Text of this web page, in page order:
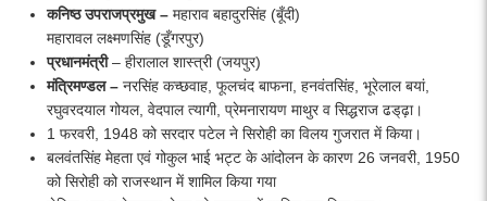
कनिष्ठ उपराजप्रमुख – महाराव बहादुरसिंह (बूँदी)
महारावल लक्ष्मणसिंह (डूँगरपुर)
प्रधानमंत्री – हीरालाल शास्त्री (जयपुर)
मंत्रिमण्डल – नरसिंह कच्छवाह, फूलचंद बाफना, हनवंतसिंह, भूरेलाल बयां,
रघुवरदयाल गोयल, वेदपाल त्यागी, प्रेमनारायण माथुर व सिद्धराज ढड्‌ढ़ा।
1 फरवरी, 1948 को सरदार पटेल ने सिरोही का विलय गुजरात में किया।
बलवंतसिंह मेहता एवं गोकुल भाई भट्ट के आंदोलन के कारण 26 जनवरी, 1950
को सिरोही को राजस्थान में शामिल किया गया